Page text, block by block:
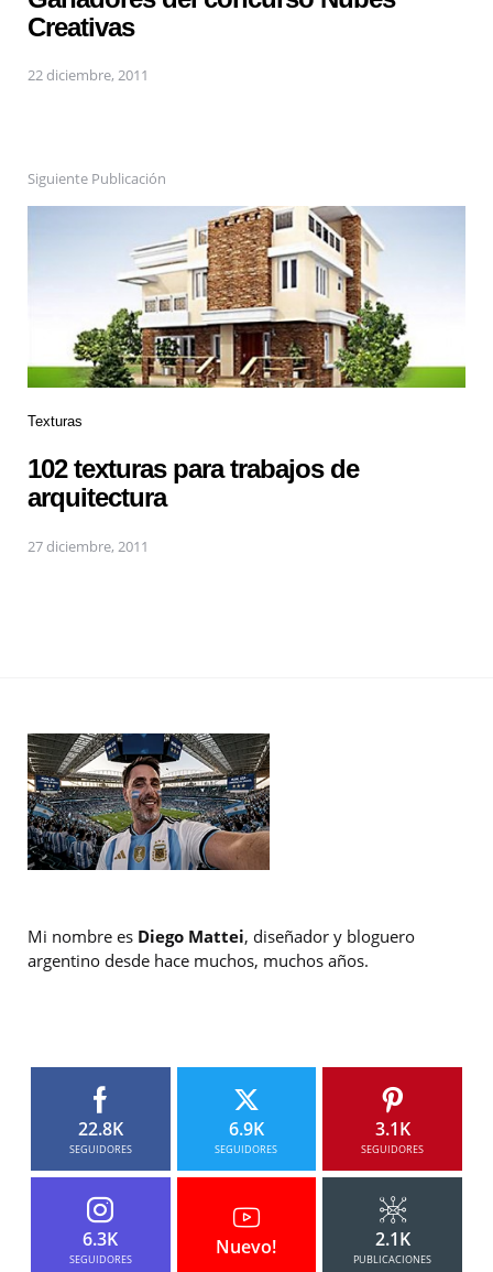
Creativas
22 diciembre, 2011
Siguiente Publicación
Texturas
102 texturas para trabajos de
arquitectura
27 diciembre, 2011
Mi nombre es Diego Mattei, diseñador y bloguero
argentino desde hace muchos, muchos años.
22.8K
SEGUIDORES
6.9K
SEGUIDORES
3.1K
SEGUIDORES
6.3K
SEGUIDORES
Nuevo! 2.1K
PUBLICACIONES